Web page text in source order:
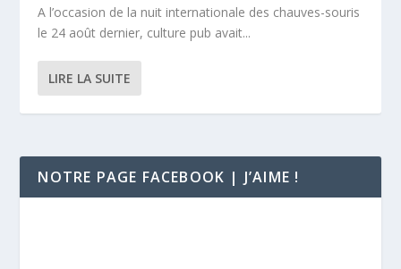
A l’occasion de la nuit internationale des chauves-souris
le 24 août dernier, culture pub avait...
LIRE LA SUITE
NOTRE PAGE FACEBOOK | J’AIME !